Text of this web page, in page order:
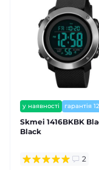
у наявності гарантія
Skmei 1416BKBK
Black
2